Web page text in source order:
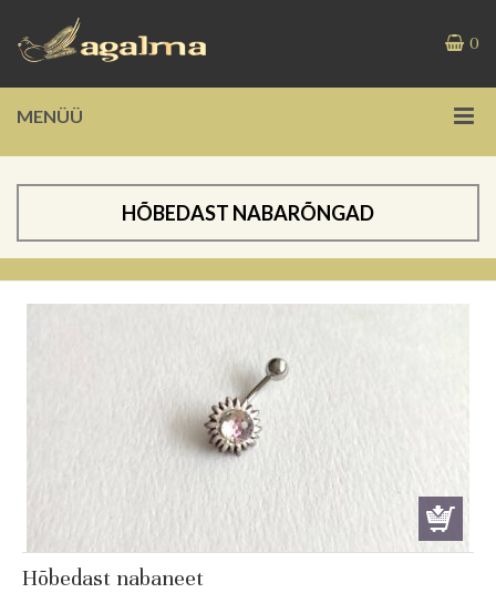
0
MENÜÜ
HÕBEDAST NABARÕNGAD
Hõbedast nabaneet